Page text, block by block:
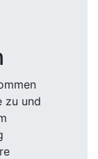
zu und